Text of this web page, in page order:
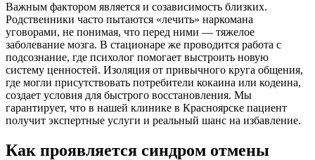
Важным фактором является и созависимость близких.
Родственники часто пытаются «лечить» наркомана
уговорами, не понимая, что перед ними — тяжелое
заболевание мозга. В стационаре же проводится работа с
подсознание, где психолог помогает выстроить новую
систему ценностей. Изоляция от привычного круга общения,
где могли присутствовать потребители кокаина или кодеина,
создает условия для быстрого восстановления. Мы
гарантирует, что в нашей клинике в Красноярске пациент
получит экспертные услуги и реальный шанс на избавление.
Как проявляется синдром отмены